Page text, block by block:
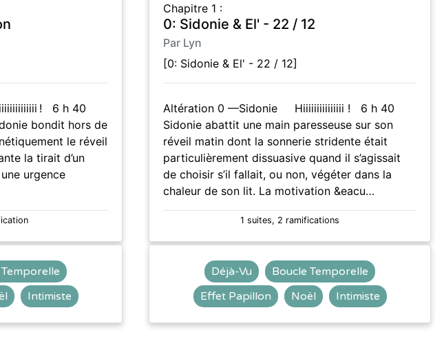
! 6 h 40
bondit hors de
le réveil
la tirait d’un
urgence
Intimiste
Chapitre 1 :
0: Sidonie & El' - 22 / 12
Par Lyn
[0: Sidonie & El' - 22 / 12]
Altération 0 —Sidonie Hiiiiiiiiiiiiiii ! 6 h 40
Sidonie abattit une main paresseuse sur son
réveil matin dont la sonnerie stridente était
particulièrement dissuasive quand il s’agissait
de choisir s’il fallait, ou non, végéter dans la
chaleur de son lit. La motivation &eacu…
1 suites, 2 ramifications
Déjà-Vu
Boucle Temporelle
Effet Papillon
Noël Intimiste